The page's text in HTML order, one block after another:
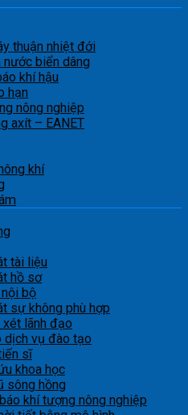
thuận nhiệt đới
biển dâng
khí hậu
hạn
nông nghiệp
axít – EANET
khí
tài liệu
hồ sơ
bộ
sự không phù hợp
lãnh đạo
dịch vụ đào tạo
sĩ
khoa học
sông hồng
khí tượng nông nghiệp